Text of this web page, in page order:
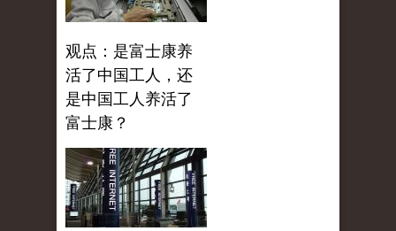
观点：是富士康养
活了中国工人，还
是中国工人养活了
富士康？